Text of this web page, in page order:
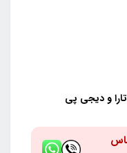
و دیجی پی